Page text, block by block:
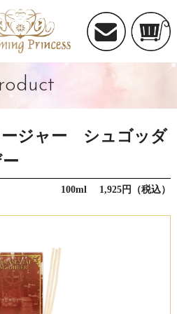
ージャー シュゴッダ
100ml 1,925円（税込）